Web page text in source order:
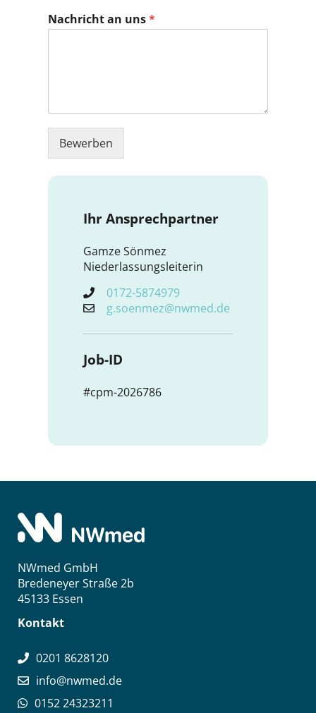
Nachricht an uns*
Bewerben
Ihr Ansprechpartner
Gamze Sönmez
Niederlassungsleiterin
0172-5874979
g.soenmez@nwmed.de
Job-ID
#cpm-2026786
NWmed GmbH
Bredeneyer Straße 2b
45133 Essen
Kontakt
0201 8628120
info@nwmed.de
0152 24323211